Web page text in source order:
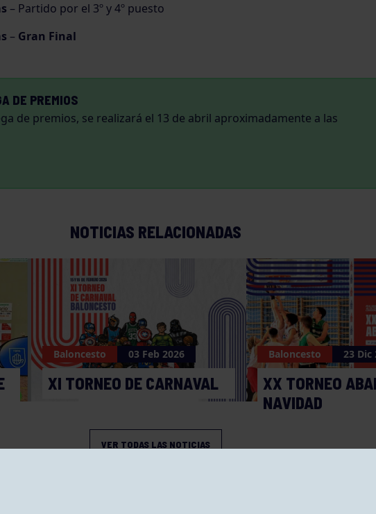
– Partido por el 3º y 4º puesto
– Gran Final
DE PREMIOS
de premios, se realizará el 13 de abril aproximadamente a las
NOTICIAS RELACIONADAS
Baloncesto 03 Feb 2026
XI TORNEO DE CARNAVAL
Baloncesto 23 Dic
XX TORNEO
NAVIDAD
VER TODAS LAS NOTICIAS